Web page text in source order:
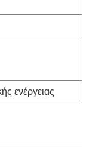
ενέργειας